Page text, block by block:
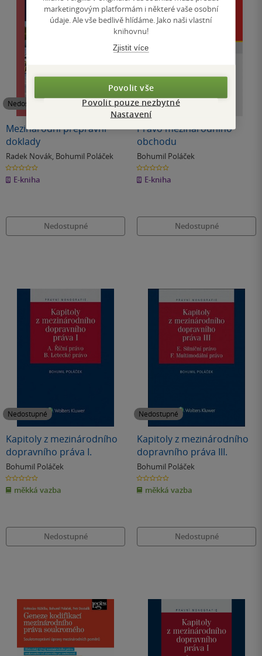
Nedostupné
Mezinárodní přepravní
doklady
Radek Novák, Bohumil Poláček
0.0
z
5
hvězdiček
E-kniha
Nedostupné
Nedostupné
Právo mezinárodního
obchodu
Bohumil Poláček
0.0
z
5
hvězdiček
E-kniha
Nedostupné
Nedostupné
Kapitoly z mezinárodního
dopravního práva I.
Bohumil Poláček
0.0
z
5
hvězdiček
měkká vazba
Nedostupné
Nedostupné
Kapitoly z mezinárodního
dopravního práva III.
Bohumil Poláček
0.0
z
5
hvězdiček
měkká vazba
Nedostupné
marketingovým platformám i některé vaše osobní
údaje. Ale vše bedlivě hlídáme. Jako naši vlastní
knihovnu!
Zjistit více
Povolit vše
Povolit pouze nezbytné
Nastavení